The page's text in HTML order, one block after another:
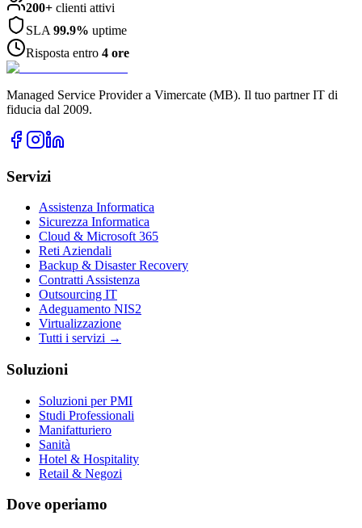
200+ clienti attivi
SLA 99.9% uptime
Risposta entro 4 ore
Managed Service Provider a Vimercate (MB). Il tuo partner IT di
fiducia dal 2009.
Servizi
Assistenza Informatica
Sicurezza Informatica
Cloud & Microsoft 365
Reti Aziendali
Backup & Disaster Recovery
Contratti Assistenza
Outsourcing IT
Adeguamento NIS2
Virtualizzazione
Tutti i servizi →
Soluzioni
Soluzioni per PMI
Studi Professionali
Manifatturiero
Sanità
Hotel & Hospitality
Retail & Negozi
Dove operiamo